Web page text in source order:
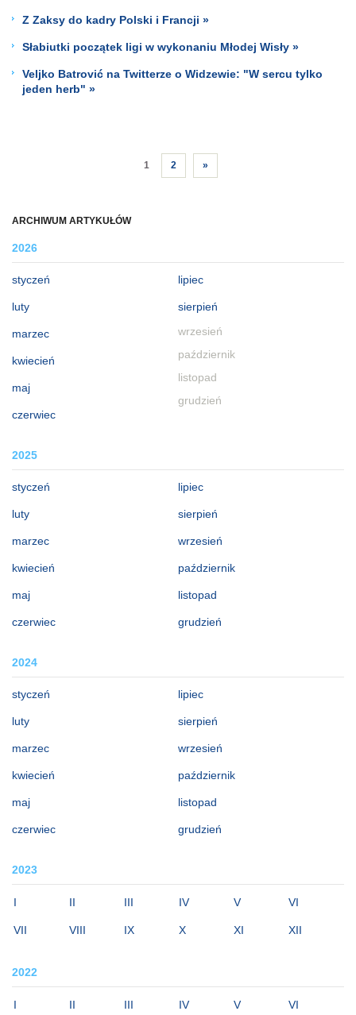
ARCHIWUM ARTYKUŁÓW
2026
styczeń
luty
marzec
kwiecień
maj
czerwiec
lipiec
sierpień
wrzesień
październik
listopad
grudzień
2025
styczeń
luty
marzec
kwiecień
maj
czerwiec
lipiec
sierpień
wrzesień
październik
listopad
grudzień
2024
styczeń
luty
marzec
kwiecień
maj
czerwiec
lipiec
sierpień
wrzesień
październik
listopad
grudzień
2023
I II III IV V VI
VII VIII IX X XI XII
2022
I II III IV V VI
Z Zaksy do kadry Polski i Francji »
Słabiutki początek ligi w wykonaniu Młodej Wisły »
Veljko Batrović na Twitterze o Widzewie: "W sercu tylko
jeden herb" »
1 2 »